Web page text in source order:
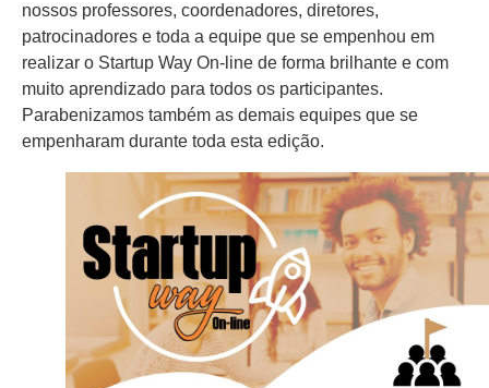
nossos professores, coordenadores, diretores,
patrocinadores e toda a equipe que se empenhou em
realizar o Startup Way On-line de forma brilhante e com
muito aprendizado para todos os participantes.
Parabenizamos também as demais equipes que se
empenharam durante toda esta edição.